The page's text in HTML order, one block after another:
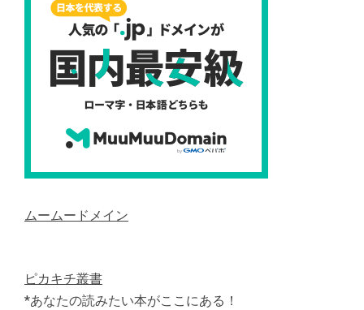
ムームードメイン
ピカキチ叢書
*あなたの読みたい本がここにある！